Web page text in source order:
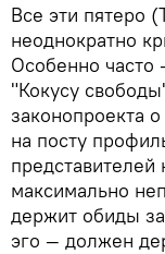
Все эти пятеро
неоднократно
Особенно часто
"Кокусу
законопроекта
на посту
максимально
держит обиды
эго — должен